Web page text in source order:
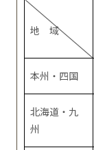
地 域
本州・四国
北海道・九
州